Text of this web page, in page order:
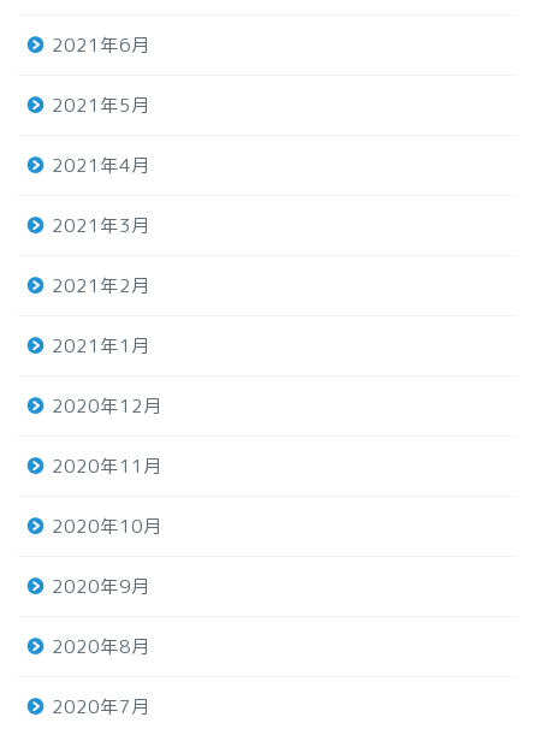
2021年6月
2021年5月
2021年4月
2021年3月
2021年2月
2021年1月
2020年12月
2020年11月
2020年10月
2020年9月
2020年8月
2020年7月